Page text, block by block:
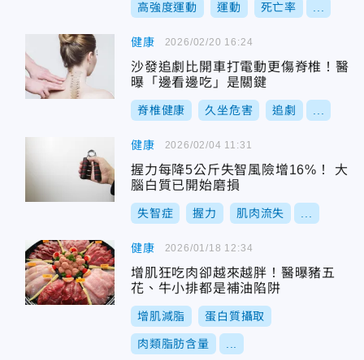
高強度運動 運動 死亡率
健康
沙發追劇比開車打電動更傷脊椎！醫
曝「邊看邊吃」是關鍵
脊椎健康 久坐危害 追劇
2026/02/20 16:24
健康
握力每降5公斤失智風險增16%！ 大
腦白質已開始磨損
失智症 握力 肌肉流失
2026/02/04 11:31
健康
增肌狂吃肉卻越來越胖！醫曝豬五
花、牛小排都是補油陷阱
增肌減脂 蛋白質攝取
肉類脂肪含量
2026/01/18 12:34